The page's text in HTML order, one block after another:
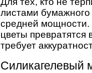
листами бумажного
средней мощности.
цветы
требует
Силикагелевый